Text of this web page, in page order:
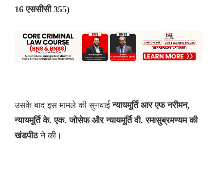
16 एससीसी 355)
उसके बाद इस मामले की सुनवाईन्यायमूर्ति आर एफ नरीमन,
न्यायमूर्ति के. एक. जोसेफ और न्यायमूर्ति वी. रमासुब्रमण्यम की
खंडपीठने की।